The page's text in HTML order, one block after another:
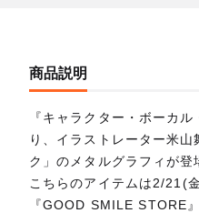
商品説明
『キャラクター・ボーカ
り、イラストレーター米
ク」のメタルグラフィが登
こちらのアイテムは2/21(
『GOOD SMILE STORE